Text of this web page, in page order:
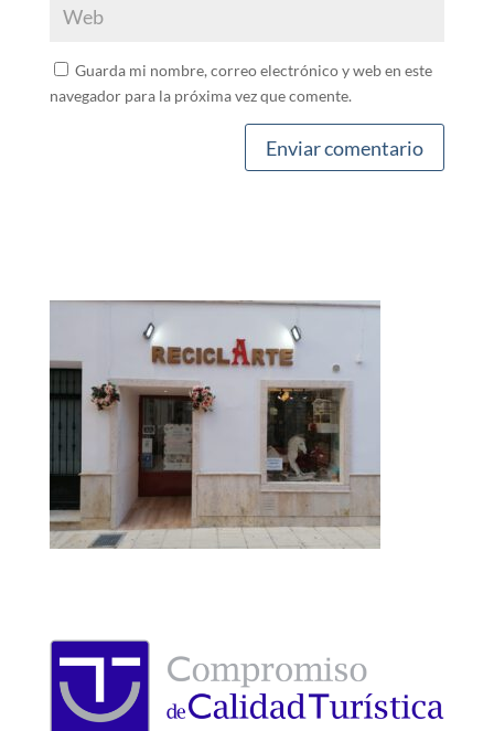
Guarda mi nombre, correo electrónico y web en este
navegador para la próxima vez que comente.